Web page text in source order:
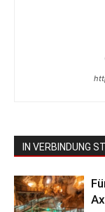
IN VERBINDUNG